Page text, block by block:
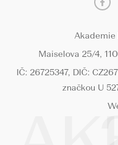
Akademie
Maiselova 25/4,
IČ: 26725347, DIČ:
značkou U